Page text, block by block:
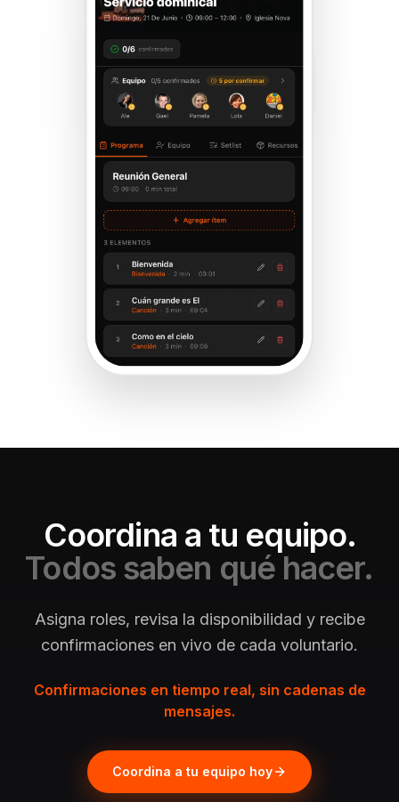
Coordina a tu equipo.
Todos saben qué hacer.
Asigna roles, revisa la disponibilidad y recibe
confirmaciones en vivo de cada voluntario.
Confirmaciones en tiempo real, sin cadenas de
mensajes.
Coordina a tu equipo hoy